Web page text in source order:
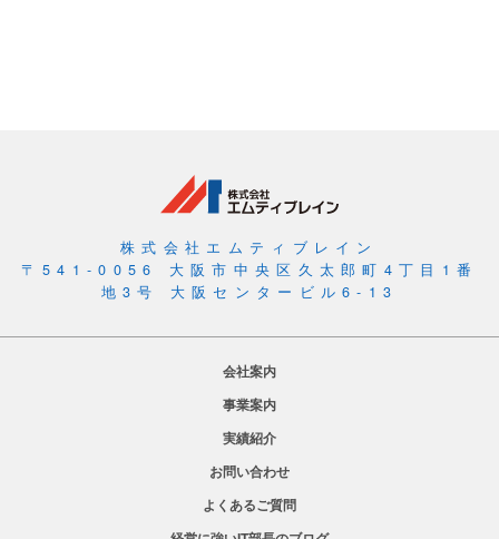
株式会社エムティブレイン
〒541-0056 大阪市中央区久太郎町4丁目1番
地3号 大阪センタービル6-13
会社案内
事業案内
実績紹介
お問い合わせ
よくあるご質問